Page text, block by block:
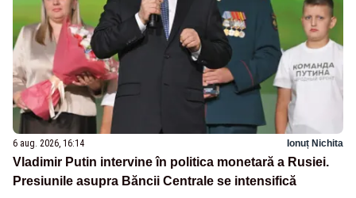
6 aug. 2026, 16:14 Ionuț Nichita
Vladimir Putin intervine în politica monetară a Rusiei.
Presiunile asupra Băncii Centrale se intensifică